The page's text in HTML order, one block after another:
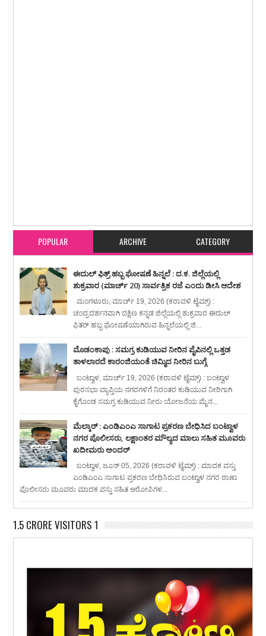
POPULAR ARCHIVE CATEGORY
ಈದುಲ್ ಫಿತ್ರ್ ಹಬ್ಬ ಘೋಷಣೆ ಹಿನ್ನಲೆ : ದ.ಕ. ಜಿಲ್ಲೆಯಲ್ಲಿ
ಶುಕ್ರವಾರ (ಮಾರ್ಚ್ 20) ಸಾರ್ವತ್ರಿಕ ರಜೆ ಎಂದು ಡೀಸಿ ಆದೇಶ
ಮಂಗಳೂರು, ಮಾರ್ಚ್ 19, 2026 (ಕರಾವಳಿ ಟೈಮ್ಸ್) :
ಚಂದ್ರದರ್ಶನವಾಗಿ ದಕ್ಷಿಣ ಕನ್ನಡ ಜಿಲ್ಲೆಯಲ್ಲಿ ಶುಕ್ರವಾರ ಈದುಲ್
ಫಿತರ್ ಹಬ್ಬ ಘೋಷಣೆಯಾಗಿರುವ ಹಿನ್ನಲೆಯಲ್ಲಿ ಜಿ...
ಮೊಡಂಕಾಪು : ಸಮಗ್ರ ಕುಡಿಯುವ ನೀರಿನ ಪೈಪಿನಲ್ಲಿ ಒತ್ತಡ
ತಾಳಲಾರದೆ ಕಾರಂಜಿಯಂತೆ ಚಿಮ್ಮಿದ ನೀರಿನ ಬುಗ್ಗೆ
ಬಂಟ್ವಾಳ, ಮಾರ್ಚ್ 19, 2026 (ಕರಾವಳಿ ಟೈಮ್ಸ್) : ಬಂಟ್ವಾಳ
ಪುರಸಭಾ ವ್ಯಾಪ್ತಿಯ ನಗರಗಳಿಗೆ ನಿರಂತರ ಕುಡಿಯುವ ನೀರಿಗಾಗಿ
ಕೈಗೊಂಡ ಸಮಗ್ರ ಕುಡಿಯುವ ನೀರು ಯೋಜನೆಯ ಮೈನ...
ಮೆಲ್ಕಾರ್ : ಎಂಡಿಎಂಎ ಸಾಗಾಟ ಪ್ರಕರಣ ಬೇಧಿಸಿದ ಬಂಟ್ವಾಳ
ನಗರ ಪೊಲೀಸರು, ಲಕ್ಷಾಂತರ ಮೌಲ್ಯದ ಮಾಲು ಸಹಿತ ಮೂವರು
ಖದೀಮರು ಅಂದರ್
ಬಂಟ್ವಾಳ, ಜೂನ್ 05, 2026 (ಕರಾವಳಿ ಟೈಮ್ಸ್) : ಮಾದಕ ವಸ್ತು
ಎಂಡಿಎಂಎ ಸಾಗಾಟ ಪ್ರಕರಣ ಬೇಧಿಸಿರುವ ಬಂಟ್ವಾಳ ನಗರ ಠಾಣಾ
ಪೊಲೀಸರು ಮೂವರು ಮಾದಕ ವಸ್ತು ಸಹಿತ ಆರೋಪಿಗಳ...
1.5 CRORE VISITORS 1